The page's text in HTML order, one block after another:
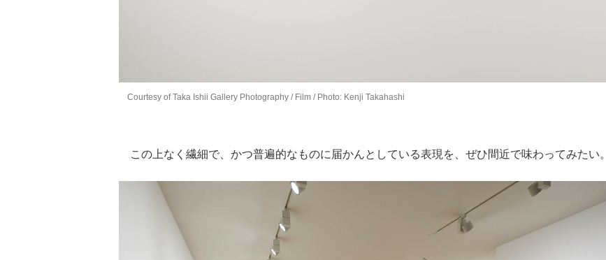
Courtesy of Taka Ishii Gallery Photography / Film / Photo: Kenji Takahashi
この上なく繊細で、かつ普遍的なものに届かんとしている表現を、ぜひ間近で味わってみたい。